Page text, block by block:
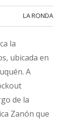
LA RONDA
la
ubicada en
A
de la
Zanón que